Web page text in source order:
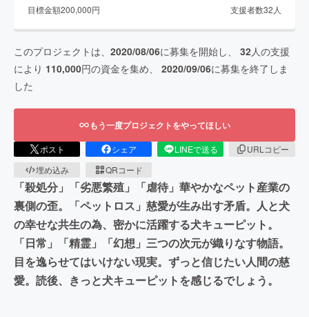
目標金額200,000円 支援者数32 人
このプロジェクトは、 2020/08/06に募集を開始し、 32人の支援
により 110,000円の資金を集め、 2020/09/06に募集を終了しま
した
もう一度プロジェクトをやってほしい
ポスト シェア LINEで送る
URLコピー
埋め込み
QRコード
「殺処分」「劣悪繁殖」「虐待」華やかなペット産業の
裏側の歪。「ペットロス」慈愛が生み出す矛盾。人と犬
の幸せな共生の為、密かに活躍する犬キューピット。
「日常」「精霊」「幻想」三つの次元が織りなす物語。
目を逸らせてはいけない現実。ずっと信じたい人間の慈
愛。読後、きっと犬キューピットを感じるでしょう。